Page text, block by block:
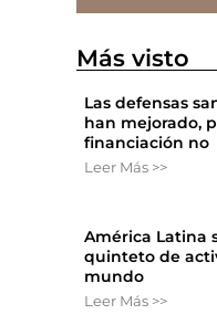
Más visto
Las defensas
han mejorado,
financiación no
Leer Más >>
América Latina
quinteto de
mundo
Leer Más >>